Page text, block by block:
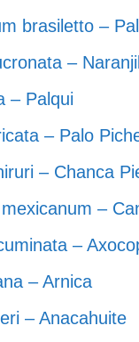
brasiletto –
–
– Palqui
– Palo
– Chanca
–
–
– Arnica
– Anacahuite